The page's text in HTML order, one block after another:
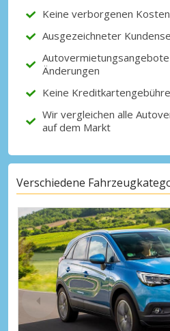
Keine verborgenen Kosten
Ausgezeichneter
Änderungen
Keine
Wir vergleichen alle
auf dem Markt
Verschiedene